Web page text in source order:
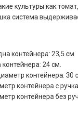
культуры как
система
контейнера: 23,5 см.
24 см.
контейнера: 30
контейнера с
контейнера без